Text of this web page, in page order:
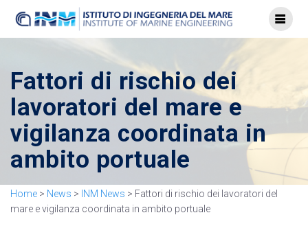
Fattori di rischio dei
lavoratori del mare e
vigilanza coordinata in
ambito portuale
Home > News > INM News > Fattori di rischio dei lavoratori del
mare e vigilanza coordinata in ambito portuale